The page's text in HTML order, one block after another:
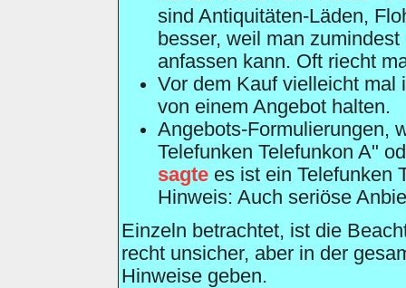
sind Antiquitäten-Läden,
besser, weil man
anfassen kann. Oft riecht
Vor dem Kauf vielleicht mal
von einem Angebot halten.
Angebots-Formulierungen,
Telefunken Telefunkon A"
sagte es ist ein Telefunken
Hinweis: Auch seriöse
Einzeln betrachtet, ist die
recht unsicher, aber in der
Hinweise geben.